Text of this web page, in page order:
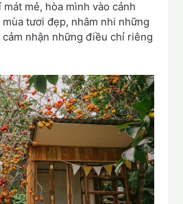
mẻ, hòa mình vào cảnh
tươi đẹp, nhâm nhi những
nhận những điều chỉ riêng